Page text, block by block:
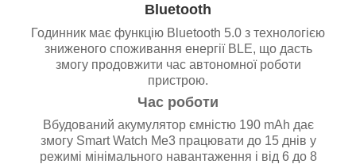
Bluetooth
Годинник має функцію Bluetooth 5.0 з технологією
зниженого споживання енергії BLE, що дасть
змогу продовжити час автономної роботи
пристрою.
Час роботи
Вбудований акумулятор ємністю 190 mAh дає
змогу Smart Watch Me3 працювати до 15 днів у
режимі мінімального навантаження і від 6 до 8